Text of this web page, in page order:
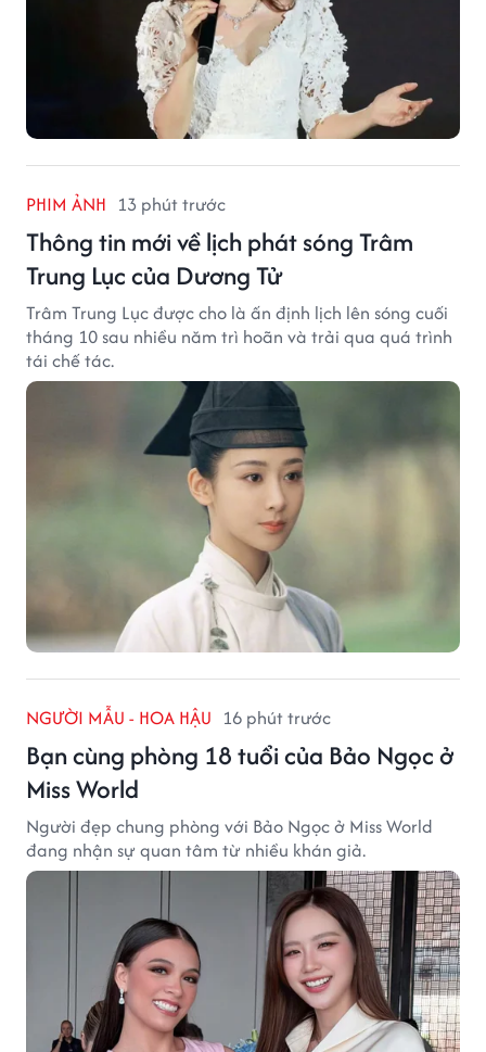
PHIM ẢNH 13 phút trước
Thông tin mới về lịch phát sóng Trâm
Trung Lục của Dương Tử
Trâm Trung Lục được cho là ấn định lịch lên sóng cuối
tháng 10 sau nhiều năm trì hoãn và trải qua quá trình
tái chế tác.
NGƯỜI MẪU - HOA HẬU 16 phút trước
Bạn cùng phòng 18 tuổi của Bảo Ngọc ở
Miss World
Người đẹp chung phòng với Bảo Ngọc ở Miss World
đang nhận sự quan tâm từ nhiều khán giả.